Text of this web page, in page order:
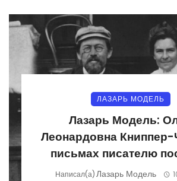
ЛАЗАРЬ МОДЕЛЬ
Лазарь Модель:
Леонардовна
письмах писателю
смерти
Написал(а)Лазарь Модель